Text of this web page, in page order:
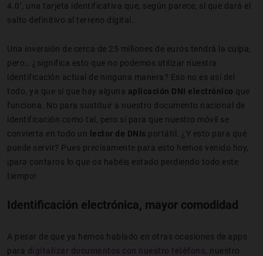
4.0’, una tarjeta identificativa que, según parece, sí que dará el
salto definitivo al terreno digital.
Una inversión de cerca de 25 millones de euros tendrá la culpa,
pero… ¿significa esto que no podemos utilizar nuestra
identificación actual de ninguna manera? Eso no es así del
todo, ya que sí que hay alguna aplicación DNI electrónico que
funciona. No para sustituir a nuestro documento nacional de
identificación como tal, pero sí para que nuestro móvil se
convierta en todo un lector de DNIs portátil. ¿Y esto para qué
puede servir? Pues precisamente para esto hemos venido hoy,
¡para contaros lo que os habéis estado perdiendo todo este
tiempo!
Identificación electrónica, mayor comodidad
A pesar de que ya hemos hablado en otras ocasiones de apps
para digitalizar documentos con nuestro teléfono , nuestro